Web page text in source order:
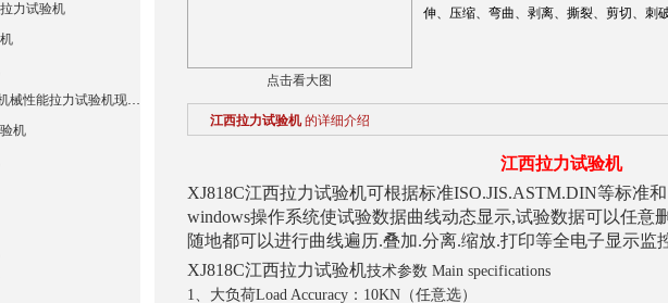
点击看大图
伸、压缩、弯曲、剥离、撕裂、剪切、刺
江西拉力试验机 的详细介绍
江西拉力试验机
XJ818C江西拉力试验机可根据标准ISO.JIS.ASTM.DIN等标准
windows操作系统使试验数据曲线动态显示,试验数据可以任意
随地都可以进行曲线遍历.叠加.分离.缩放.打印等全电子显示监
XJ818C江西拉力试验机技术参数 Main specifications
1、大负荷Load Accuracy：10KN（任意选）
力试验机
上海湘杰PET薄膜机械性能拉力试验机现货直销
机